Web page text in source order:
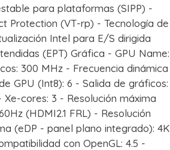
para plataformas (SIPP) -
Protection (VT-rp) - Tecnología de
Intel para E/S dirigida
(EPT) Gráfica - GPU Name:
300 MHz - Frecuencia dinámica
GPU (Int8): 6 - Salida de gráficos:
- Xe-cores: 3 - Resolución máxima
(HDMI2.1 FRL) - Resolución
(eDP - panel plano integrado): 4K
con OpenGL: 4.5 -